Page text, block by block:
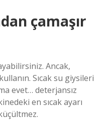
çamaşır
Ancak,
Sıcak su giysileri
evet… deterjansız
en sıcak ayarı